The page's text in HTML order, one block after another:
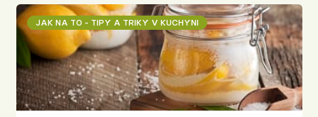
JAK NA TO - TIPY A TRIKY V KUCHYNI